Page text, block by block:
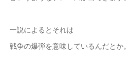
一説によるとそれは
戦争の爆弾を意味しているんだとか。